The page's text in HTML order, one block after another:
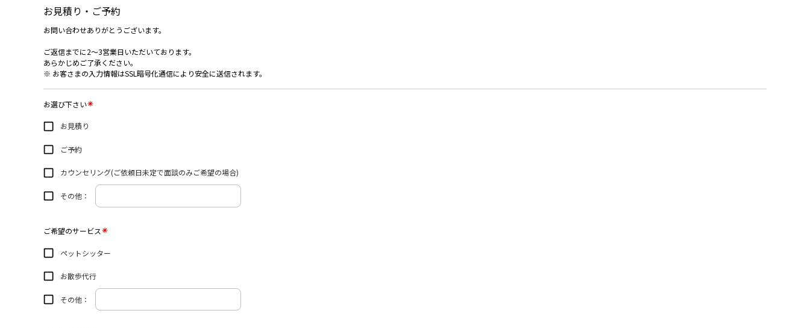
お見積り・ご予約
お問い合わせありがとうございます。
ご返信までに2～3営業日いただいております。
あらかじめご了承ください。
※ お客さまの入力情報はSSL暗号化通信により安全に送信されます。
お選び下さい
お見積り
ご予約
カウンセリング(ご依頼日未定で面談のみご希望の場合)
その他：
ご希望のサービス
ペットシッター
お散歩代行
その他：